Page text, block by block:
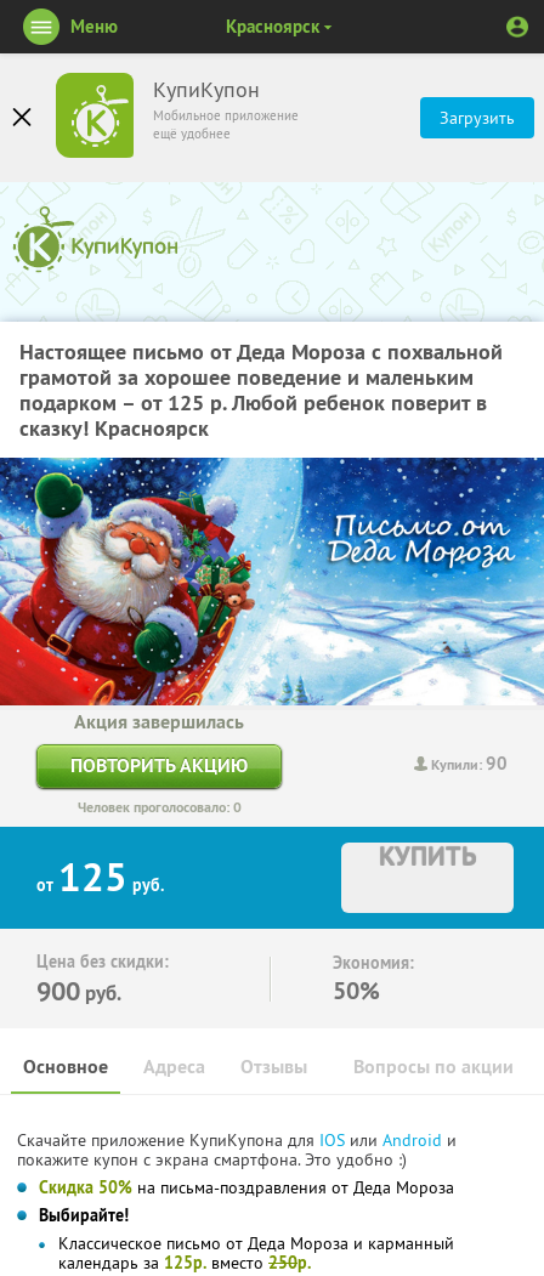
КупиКупон
Мобильное приложение
ещё удобнее
Загрузить
Меню Красноярск
Настоящее письмо от Деда Мороза с похвальной
грамотой за хорошее поведение и маленьким
подарком – от 125 р. Любой ребенок поверит в
сказку! Красноярск
Купили:90
Акция завершилась
ПОВТОРИТЬ АКЦИЮ
Человек проголосовало: 0
от 125 руб.
КУПИТЬ
Цена без скидки:
900 руб.
Экономия:
50%
Основное Отзывы Вопросы по акции
Адреса
Скачайте приложение КупиКупона для IOS или Android и
покажите купон с экрана смартфона. Это удобно :)
Скидка 50% на письма-поздравления от Деда Мороза
Выбирайте!
Классическое письмо от Деда Мороза и карманный
календарь за 125р. вместо 250р.